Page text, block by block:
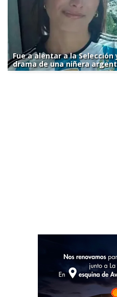
Fue a alentar a la
drama de una niñera